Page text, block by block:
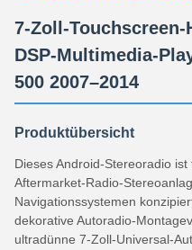
7-Zoll-
DSP-Multimedia-
500 2007–2014
Produktübersicht
Dieses Android-Stereoradio
Aftermarket-Radio-
Navigationssystemen
dekorative Autoradio-
ultradünne 7-Zoll-Universal-